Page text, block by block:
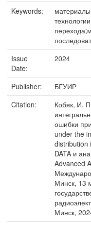
Keywords:
Issue
Date:
2024
Publisher:
БГУИР
Citation:
Кобяк, И.
ошибки
under the
distribution
DATA и
Advanced
Минск, 13
Минск,